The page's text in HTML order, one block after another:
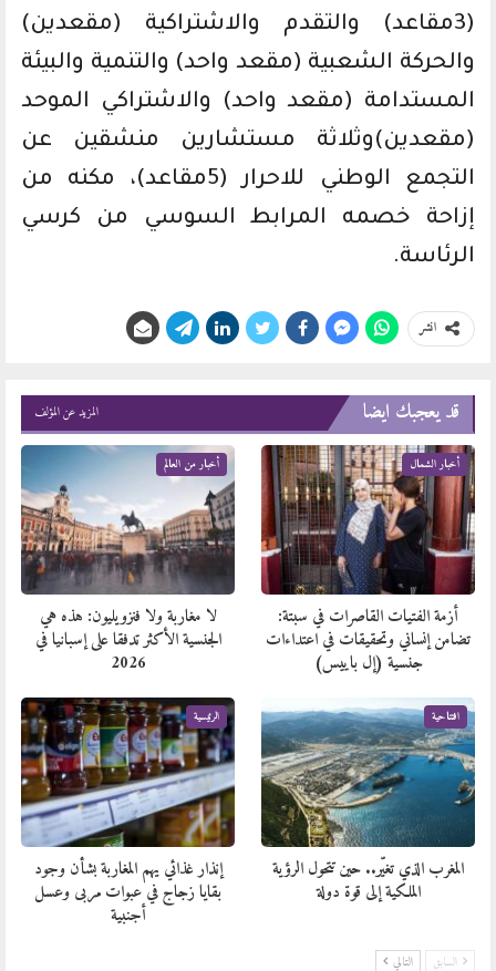
(3مقاعد) والتقدم والاشتراكية (مقعدين)
والحركة الشعبية (مقعد واحد) والتنمية والبيئة
المستدامة (مقعد واحد) والاشتراكي الموحد
(مقعدين)وثلاثة مستشارين منشقين عن
التجمع الوطني للاحرار (5مقاعد)، مكنه من
إزاحة خصمه المرابط السوسي من كرسي
الرئاسة.
انشر
قد يعجبك ايضا المزيد عن المؤلف
أخبار الشمال
أزمة الفتيات القاصرات في سبتة:
تضامن إنساني وتحقيقات في اعتداءات
جنسية (إل باييس)
أخبار من العالم
لا مغاربة ولا فنزويليون: هذه هي
الجنسية الأكثر تدفقا على إسبانيا في
2026
افتتاحية
المغرب الذي تغيّر.. حين تتحول الرؤية
الملكية إلى قوة دولة
الرئيسية
إنذار غذائي يهم المغاربة بشأن وجود
بقايا زجاج في عبوات مربى وعسل
أجنبية
السابق التالي